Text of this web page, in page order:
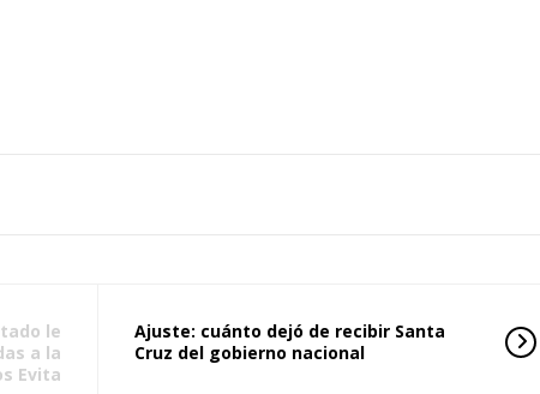
le
a la
Evita
Ajuste: cuánto dejó de recibir Santa
Cruz del gobierno nacional